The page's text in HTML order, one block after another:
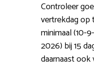
Controleer
vertrekdag
minimaal (10-
2026) bij 15
daarnaast ook